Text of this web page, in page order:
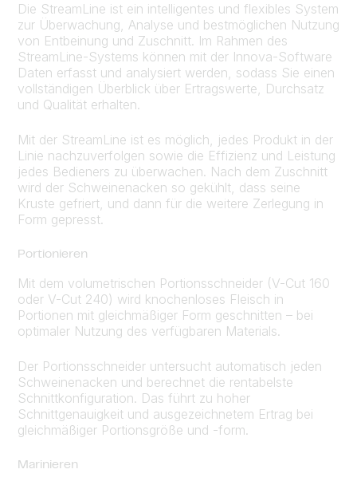
Die StreamLine ist ein intelligentes und flexibles System
zur Überwachung, Analyse und bestmöglichen Nutzung
von Entbeinung und Zuschnitt. Im Rahmen des
StreamLine-Systems können mit der Innova-Software
Daten erfasst und analysiert werden, sodass Sie einen
vollständigen Überblick über Ertragswerte, Durchsatz
und Qualität erhalten.
Mit der StreamLine ist es möglich, jedes Produkt in der
Linie nachzuverfolgen sowie die Effizienz und Leistung
jedes Bedieners zu überwachen. Nach dem Zuschnitt
wird der Schweinenacken so gekühlt, dass seine
Kruste gefriert, und dann für die weitere Zerlegung in
Form gepresst.
Portionieren
Mit dem volumetrischen Portionsschneider (V-Cut 160
oder V-Cut 240) wird knochenloses Fleisch in
Portionen mit gleichmäßiger Form geschnitten – bei
optimaler Nutzung des verfügbaren Materials.
Der Portionsschneider untersucht automatisch jeden
Schweinenacken und berechnet die rentabelste
Schnittkonfiguration. Das führt zu hoher
Schnittgenauigkeit und ausgezeichnetem Ertrag bei
gleichmäßiger Portionsgröße und -form.
Marinieren